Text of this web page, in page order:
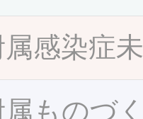
感染症
ものづ